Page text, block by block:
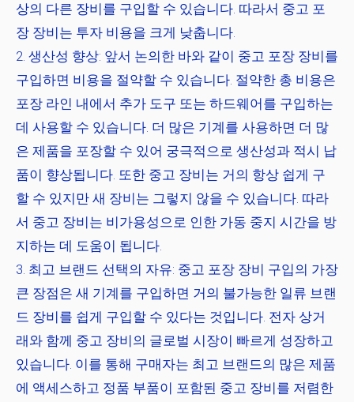
상의 다른 장비를 구입할 수 있습니다. 따라서 중고 포
장 장비는 투자 비용을 크게 낮춥니다.
생산성 향상: 앞서 논의한 바와 같이 중고 포장 장비를
구입하면 비용을 절약할 수 있습니다. 절약한 총 비용은
포장 라인 내에서 추가 도구 또는 하드웨어를 구입하는
데 사용할 수 있습니다. 더 많은 기계를 사용하면 더 많
은 제품을 포장할 수 있어 궁극적으로 생산성과 적시 납
품이 향상됩니다. 또한 중고 장비는 거의 항상 쉽게 구
할 수 있지만 새 장비는 그렇지 않을 수 있습니다. 따라
서 중고 장비는 비가용성으로 인한 가동 중지 시간을 방
지하는 데 도움이 됩니다.
최고 브랜드 선택의 자유: 중고 포장 장비 구입의 가장
큰 장점은 새 기계를 구입하면 거의 불가능한 일류 브랜
드 장비를 쉽게 구입할 수 있다는 것입니다. 전자 상거
래와 함께 중고 장비의 글로벌 시장이 빠르게 성장하고
있습니다. 이를 통해 구매자는 최고 브랜드의 많은 제품
에 액세스하고 정품 부품이 포함된 중고 장비를 저렴한